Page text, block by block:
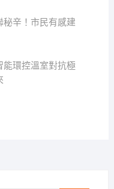
辛！市民有感建
環控溫室對抗極